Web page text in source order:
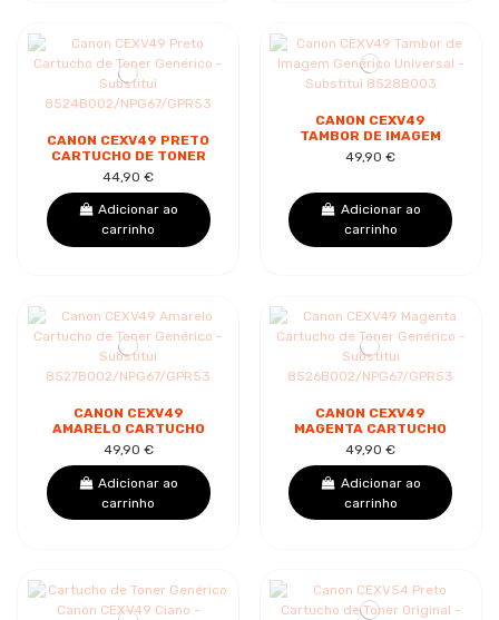
CANON CEXV49 PRETO
CARTUCHO DE TONER
GENÉRICO -
SUBSTITUI
8524B002/NPG67/GPR53
44,90 €
Adicionar ao
carrinho
CANON CEXV49
TAMBOR DE IMAGEM
GENÉRICO UNIVERSAL
- SUBSTITUI
49,90 €
Adicionar ao
carrinho
CANON CEXV49
AMARELO CARTUCHO
DE TONER GENÉRICO -
SUBSTITUI
8527B002/NPG67/GPR53
49,90 €
Adicionar ao
carrinho
CANON CEXV49
MAGENTA CARTUCHO
DE TONER GENÉRICO -
SUBSTITUI
8526B002/NPG67/GPR53
49,90 €
Adicionar ao
carrinho